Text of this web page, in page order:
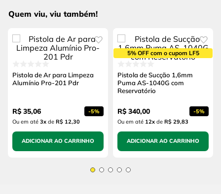
Quem viu, viu também!
Pistola de Ar para Limpeza
Alumínio Pro-201 Pdr
R$ 35,06 -5%
Ou em até 3x de R$ 12,30
ADICIONAR AO CARRINHO
5% OFF com o cupom LF5
Pistola de Sucção 1,6mm
Puma AS-1040G com
Reservatório
R$ 340,00 -5%
Ou em até 12x de R$ 29,83
ADICIONAR AO CARRINHO